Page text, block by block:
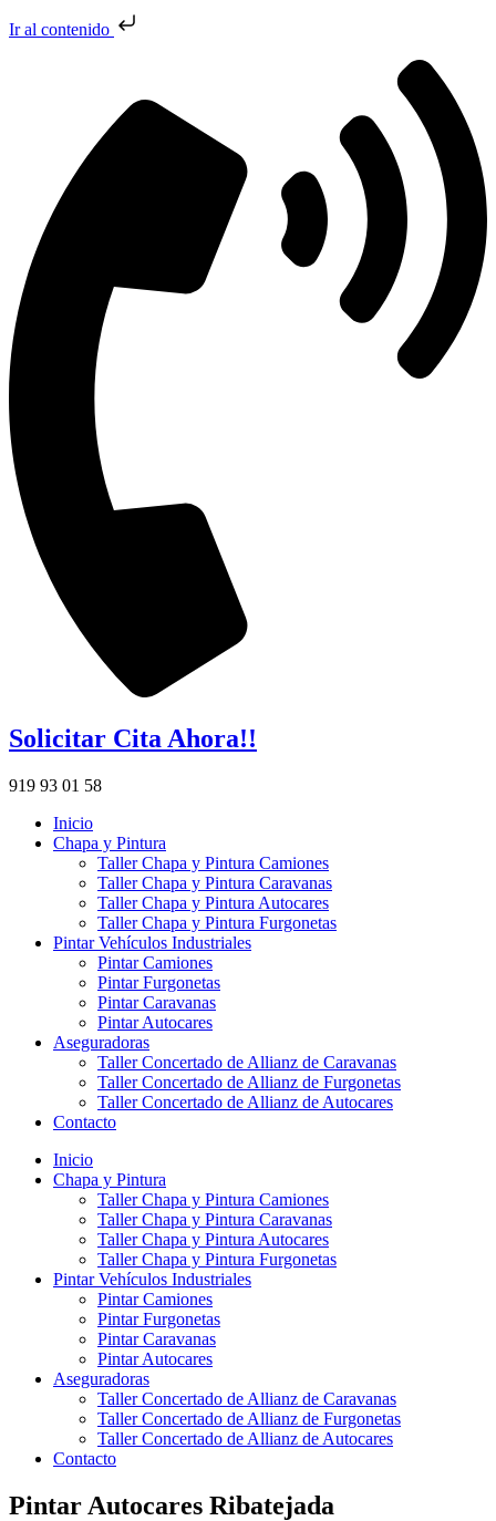
Ir al contenido
Solicitar Cita Ahora!!
919 93 01 58
Inicio
Chapa y Pintura
Taller Chapa y Pintura Camiones
Taller Chapa y Pintura Caravanas
Taller Chapa y Pintura Autocares
Taller Chapa y Pintura Furgonetas
Pintar Vehículos Industriales
Pintar Camiones
Pintar Furgonetas
Pintar Caravanas
Pintar Autocares
Aseguradoras
Taller Concertado de Allianz de Caravanas
Taller Concertado de Allianz de Furgonetas
Taller Concertado de Allianz de Autocares
Contacto
Inicio
Chapa y Pintura
Taller Chapa y Pintura Camiones
Taller Chapa y Pintura Caravanas
Taller Chapa y Pintura Autocares
Taller Chapa y Pintura Furgonetas
Pintar Vehículos Industriales
Pintar Camiones
Pintar Furgonetas
Pintar Caravanas
Pintar Autocares
Aseguradoras
Taller Concertado de Allianz de Caravanas
Taller Concertado de Allianz de Furgonetas
Taller Concertado de Allianz de Autocares
Contacto
Pintar Autocares Ribatejada